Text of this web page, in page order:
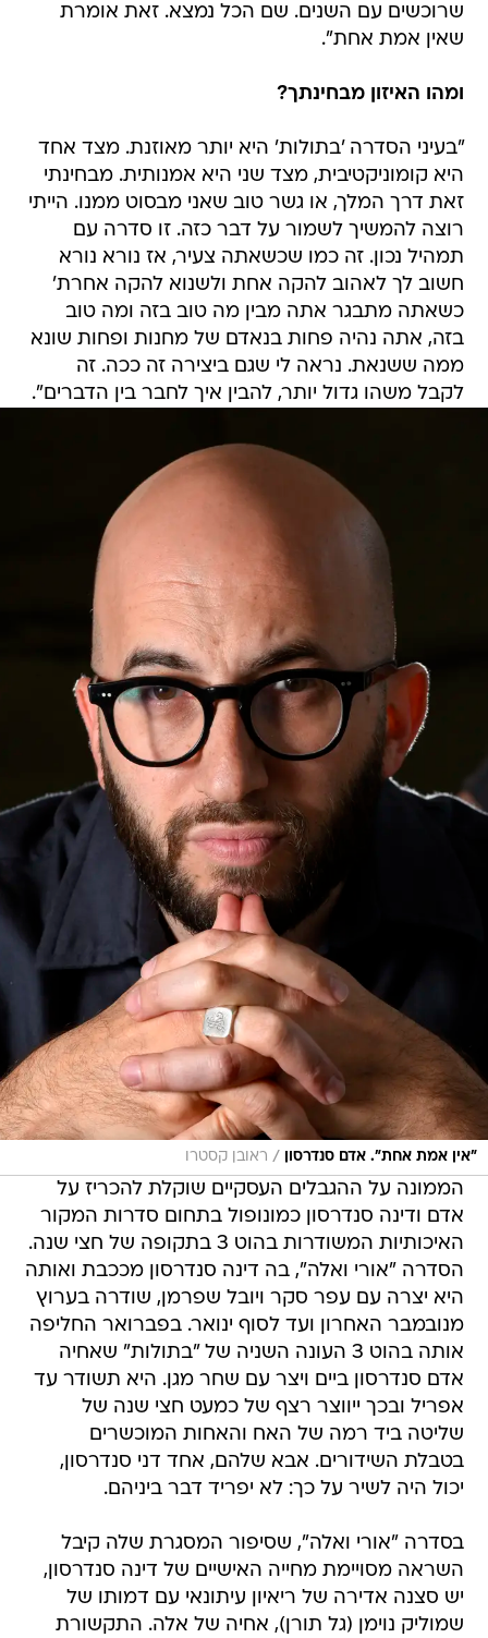
שרוכשים עם השנים. שם הכל נמצא. זאת אומרת
שאין אמת אחת".
ומהו האיזון מבחינתך?
"בעיני הסדרה 'בתולות' היא יותר מאוזנת. מצד אחד
היא קומוניקטיבית, מצד שני היא אמנותית. מבחינתי
זאת דרך המלך, או גשר טוב שאני מבסוט ממנו. הייתי
רוצה להמשיך לשמור על דבר כזה. זו סדרה עם
תמהיל נכון. זה כמו שכשאתה צעיר, אז נורא נורא
חשוב לך לאהוב להקה אחת ולשנוא להקה אחרת'
כשאתה מתבגר אתה מבין מה טוב בזה ומה טוב
בזה, אתה נהיה פחות בנאדם של מחנות ופחות שונא
ממה ששנאת. נראה לי שגם ביצירה זה ככה. זה
לקבל משהו גדול יותר, להבין איך לחבר בין הדברים".
"אין אמת אחת". אדם סנדרסון / ראובן קסטרו
הממונה על ההגבלים העסקיים שוקלת להכריז על
אדם ודינה סנדרסון כמונופול בתחום סדרות המקור
האיכותיות המשודרות בהוט 3 בתקופה של חצי שנה.
הסדרה "אורי ואלה", בה דינה סנדרסון מככבת ואותה
היא יצרה עם עפר סקר ויובל שפרמן, שודרה בערוץ
מנובמבר האחרון ועד לסוף ינואר. בפברואר החליפה
אותה בהוט 3 העונה השניה של "בתולות" שאחיה
אדם סנדרסון ביים ויצר עם שחר מגן. היא תשודר עד
אפריל ובכך ייווצר רצף של כמעט חצי שנה של
שליטה ביד רמה של האח והאחות המוכשרים
בטבלת השידורים. אבא שלהם, אחד דני סנדרסון,
יכול היה לשיר על כך: לא יפריד דבר ביניהם.
בסדרה "אורי ואלה", שסיפור המסגרת שלה קיבל
השראה מסויימת מחייה האישיים של דינה סנדרסון,
יש סצנה אדירה של ריאיון עיתונאי עם דמותו של
שמוליק נוימן (גל תורן), אחיה של אלה. התקשורת